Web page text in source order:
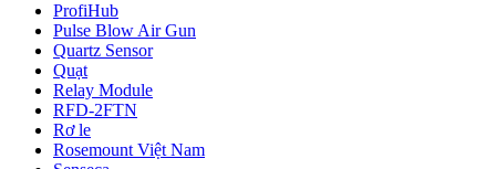
ProfiHub
Pulse Blow Air Gun
Quartz Sensor
Quạt
Relay Module
RFD-2FTN
Rơ le
Rosemount Việt Nam